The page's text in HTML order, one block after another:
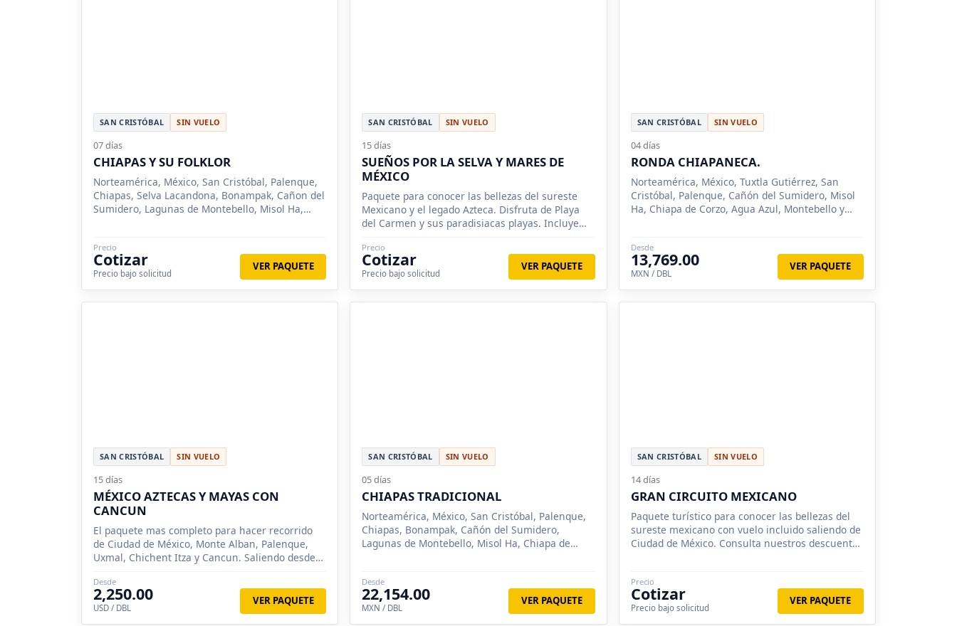
SAN CRISTÓBAL SIN VUELO
07 días
CHIAPAS Y SU FOLKLOR
Norteamérica, México, San Cristóbal, Palenque,
Chiapas, Selva Lacandona, Bonampak, Cañon del
Sumidero, Lagunas de Montebello, Misol Ha,
Precio
Cotizar
Precio bajo solicitud
VER PAQUETE
SAN CRISTÓBAL SIN VUELO
15 días
SUEÑOS POR LA SELVA Y MARES DE
MÉXICO
Paquete para conocer las bellezas del sureste
Mexicano y el legado Azteca. Disfruta de Playa
del Carmen y sus paradisiacas playas. Incluye
Precio
Cotizar
Precio bajo solicitud
VER PAQUETE
SAN CRISTÓBAL SIN VUELO
04 días
RONDA CHIAPANECA.
Norteamérica, México, Tuxtla Gutiérrez, San
Cristóbal, Palenque, Cañón del Sumidero, Misol
Ha, Chiapa de Corzo, Agua Azul, Montebello y
Desde
13,769.00
MXN / DBL
VER PAQUETE
SAN CRISTÓBAL SIN VUELO
15 días
MÉXICO AZTECAS Y MAYAS CON
CANCUN
El paquete mas completo para hacer recorrido
de Ciudad de México, Monte Alban, Palenque,
Uxmal, Chichent Itza y Cancun. Saliendo desde
Desde
2,250.00
USD / DBL
VER PAQUETE
SAN CRISTÓBAL SIN VUELO
05 días
CHIAPAS TRADICIONAL
Norteamérica, México, San Cristóbal, Palenque,
Chiapas, Bonampak, Cañón del Sumidero,
Lagunas de Montebello, Misol Ha, Chiapa de
Desde
22,154.00
MXN / DBL
VER PAQUETE
SAN CRISTÓBAL SIN VUELO
14 días
GRAN CIRCUITO MEXICANO
Paquete turístico para conocer las bellezas del
sureste mexicano con vuelo incluido saliendo de
Ciudad de México. Consulta nuestros descuentos
Precio
Cotizar
Precio bajo solicitud
VER PAQUETE